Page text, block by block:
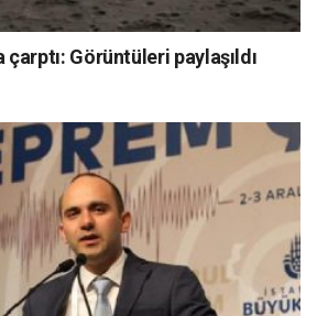
çarptı: Görüntüleri paylaşıldı